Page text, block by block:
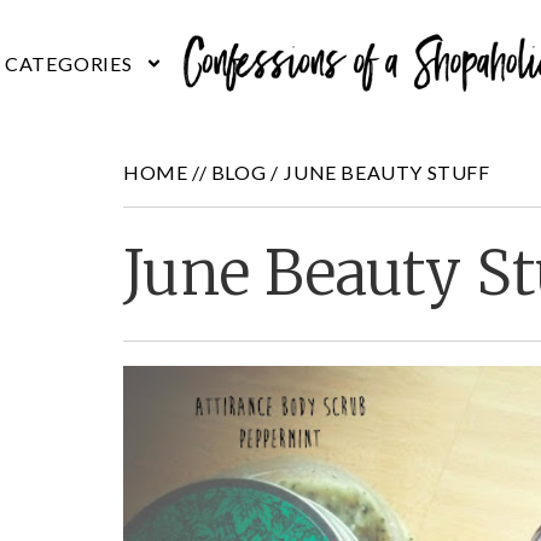
HOME // BLOG / JUNE BEAUTY STUFF
June Beauty